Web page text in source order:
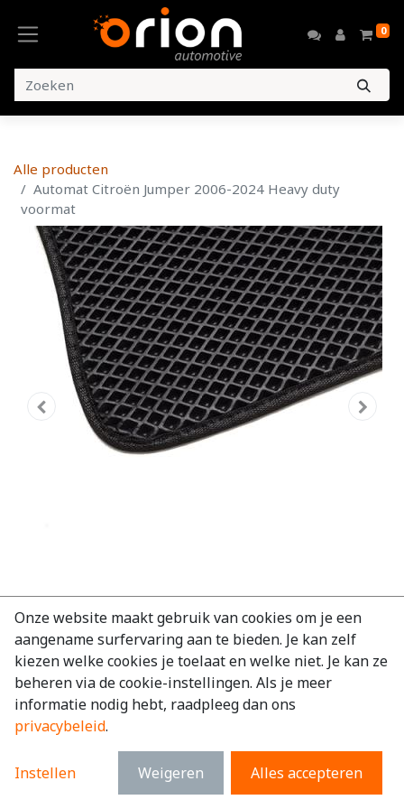
0
Alle producten
Automat Citroën Jumper 2006-2024 Heavy duty
voormat
Automat Citroën Jumper 2006-2024
Heavy duty voormat
EAN: 7434949392330
€102,96 excl. BTW
€124,58 incl. BTW
Merk:Citroën
Onze website maakt gebruik van cookies om je een
aangename surfervaring aan te bieden. Je kan zelf
kiezen welke cookies je toelaat en welke niet. Je kan ze
beheren via de cookie-instellingen. Als je meer
informatie nodig hebt, raadpleeg dan ons
privacybeleid.
Instellen Weigeren Alles accepteren